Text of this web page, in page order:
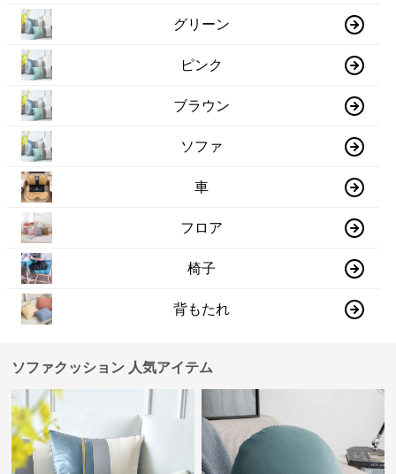
グリーン
ピンク
ブラウン
ソファ
車
フロア
椅子
背もたれ
ソファクッション 人気アイテム